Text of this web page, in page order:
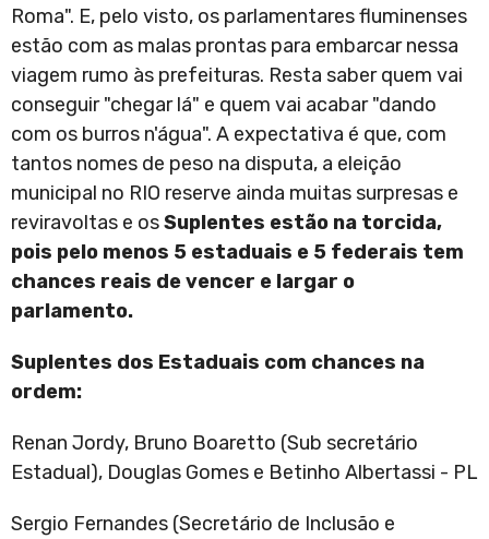
Roma". E, pelo visto, os parlamentares fluminenses
estão com as malas prontas para embarcar nessa
viagem rumo às prefeituras. Resta saber quem vai
conseguir "chegar lá" e quem vai acabar "dando
com os burros n'água". A expectativa é que, com
tantos nomes de peso na disputa, a eleição
municipal no RIO reserve ainda muitas surpresas e
reviravoltas e osSuplentes estão na torcida,
pois pelo menos 5 estaduais e 5 federais tem
chances reais de vencer e largar o
parlamento.
Suplentes dos Estaduais com chances na
ordem:
Renan Jordy, Bruno Boaretto (Sub secretário
Estadual), Douglas Gomes e Betinho Albertassi - PL
Sergio Fernandes (Secretário de Inclusão e